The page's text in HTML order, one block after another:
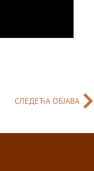
СЛЕДЕЋА ОБЈАВА